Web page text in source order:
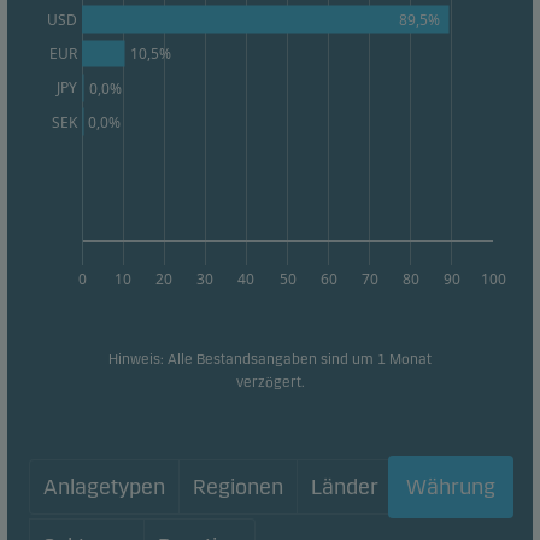
0 10 20 30 40 50 60 70 80 90 100
USD
EUR
JPY
SEK
89,5%
10,5%
0,0%
0,0%
Hinweis: Alle Bestandsangaben sind um 1 Monat
verzögert.
Anlagetypen Regionen Länder Währung
unserer Websites messen und sie optimieren.
Durch diese Cookies können wir Sie (Ihr Gerät)